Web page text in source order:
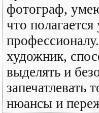
фотограф,
что полагается
художник,
выделять и
запечатлевать
нюансы и